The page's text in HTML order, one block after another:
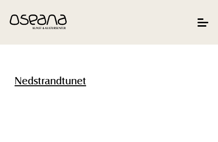
innhold
navigasjon
Toggle
Nedstrandtunet